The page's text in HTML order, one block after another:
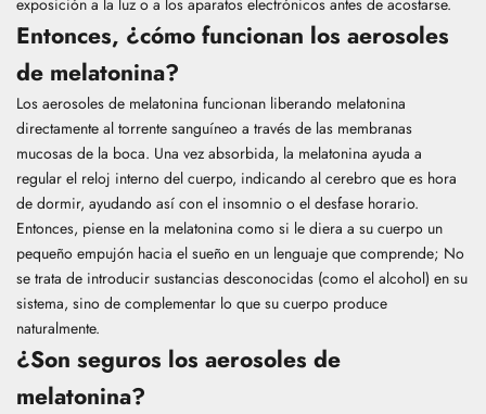
Entonces, ¿cómo funcionan los aerosoles
de melatonina?
Los aerosoles de melatonina funcionan liberando melatonina
directamente al torrente sanguíneo a través de las membranas
mucosas de la boca. Una vez absorbida, la melatonina ayuda a
regular el reloj interno del cuerpo, indicando al cerebro que es hora
de dormir, ayudando así con el insomnio o el desfase horario.
Entonces, piense en la melatonina como si le diera a su cuerpo un
pequeño empujón hacia el sueño en un lenguaje que comprende; No
se trata de introducir sustancias desconocidas (como el alcohol) en su
sistema, sino de complementar lo que su cuerpo produce
naturalmente.
¿Son seguros los aerosoles de
melatonina?